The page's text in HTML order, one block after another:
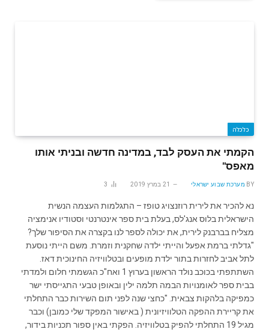
כלכלה
הקמתי את העסק לבד, במדינה חדשה ובניתי אותו
מאפס"
BY מערכת שבוע ישראלי 21 במרץ 2019 3
נא להכיר את לירית רוזנצויג טופז – התגלמות העצמה הנשית
הישראלית בלוס אנג'לס, בעלת בית ספר אינטרנטי וסטודיו אנימציה
מצליח בברבנק לירית, את יכולה לספר לנו בקצרה את הסיפור שלך?
"גדלתי ברמת אפעל והייתי ילדה שחקנית וזמרת. משם הייתי נוסעת
לתל אביב לחזרות בתור ילדת מופעים ובטלוויזיה החינוכית דאז.
השתתפתי בכוכב נולד הראשון בערוץ 1 ואח"כ הגשמתי חלום ולמדתי
בבית ספר לאומנויות הבמה תלמה ילין ובאופן טבעי התגייסתי ישר
כמפיקה בלהקות צבאית. "כחצי שנה לפני תום השירות כבר התחלתי
את קריירת ההפקה הטלוויזיונית ( באישור המפקד שלי כמובן) וכבר
מגיל 19 התחלתי להפיק בטלוויזיה. הפקתי באין ספור תכניות בידור,